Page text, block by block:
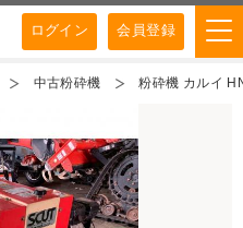
ログイン 会員登録
中古粉砕機 粉砕機 カルイ